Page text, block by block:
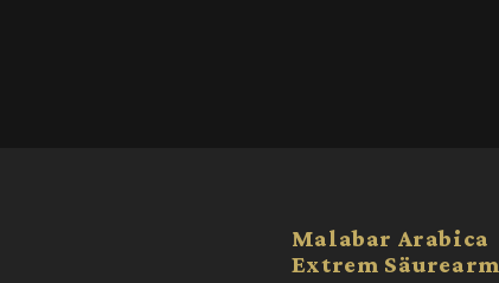
Malabar Arabica
Extrem Säurearm